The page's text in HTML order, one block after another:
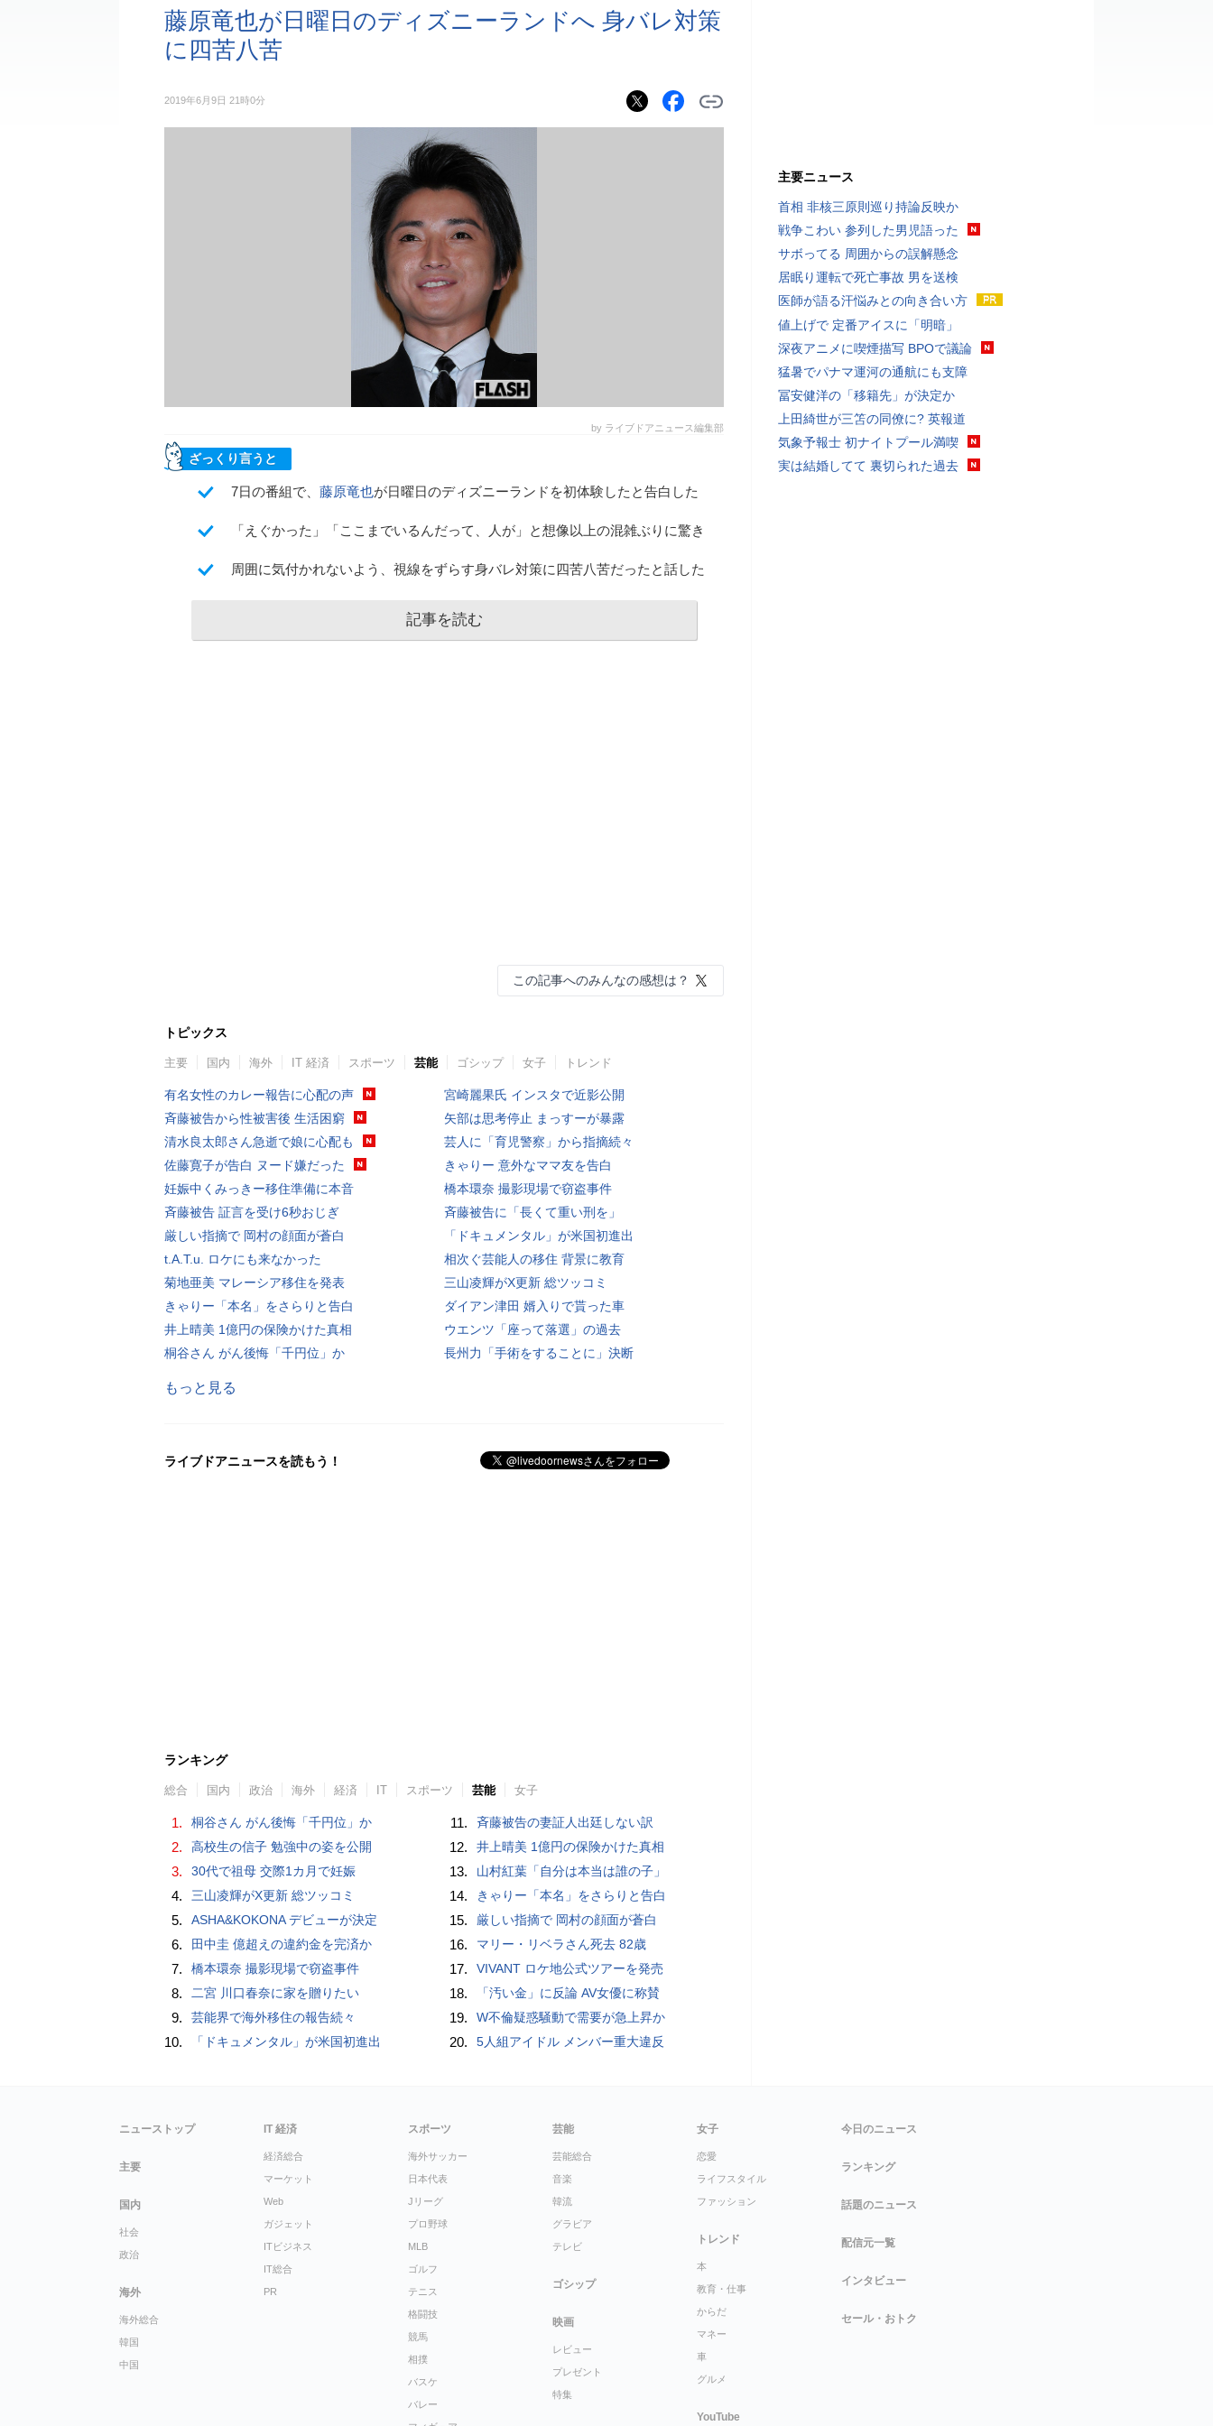
藤原竜也が日曜日のディズニーランドへ 身バレ対策
に四苦八苦
2019年6月9日 21時0分
by ライブドアニュース編集部
ざっくり言うと
7日の番組で、 藤原竜也が日曜日のディズニーランドを初体験したと告白した
「えぐかった」「ここまでいるんだって、人が」と想像以上の混雑ぶりに驚き
周囲に気付かれないよう、視線をずらす身バレ対策に四苦八苦だったと話した
記事を読む
この記事へのみんなの感想は？
トピックス
主要 国内 海外 IT 経済 スポーツ 芸能 ゴシップ 女子 トレンド
有名女性のカレー報告に心配の声
斉藤被告から性被害後 生活困窮
清水良太郎さん急逝で娘に心配も
佐藤寛子が告白 ヌード嫌だった
妊娠中くみっきー移住準備に本音
斉藤被告 証言を受け6秒おじぎ
厳しい指摘で 岡村の顔面が蒼白
t.A.T.u. ロケにも来なかった
菊地亜美 マレーシア移住を発表
きゃりー「本名」をさらりと告白
井上晴美 1億円の保険かけた真相
桐谷さん がん後悔「千円位」か
宮崎麗果氏 インスタで近影公開
矢部は思考停止 まっすーが暴露
芸人に「育児警察」から指摘続々
きゃりー 意外なママ友を告白
橋本環奈 撮影現場で窃盗事件
斉藤被告に「長くて重い刑を」
「ドキュメンタル」が米国初進出
相次ぐ芸能人の移住 背景に教育
三山凌輝がX更新 総ツッコミ
ダイアン津田 婿入りで貰った車
ウエンツ「座って落選」の過去
長州力「手術をすることに」決断
もっと見る
ライブドアニュースを読もう！
ランキング
総合 国内 政治 海外 経済 IT スポーツ 芸能 女子
1. 桐谷さん がん後悔「千円位」か
2. 高校生の信子 勉強中の姿を公開
3. 30代で祖母 交際1カ月で妊娠
4. 三山凌輝がX更新 総ツッコミ
5. ASHA&KOKONA デビューが決定
6. 田中圭 億超えの違約金を完済か
7. 橋本環奈 撮影現場で窃盗事件
8. 二宮 川口春奈に家を贈りたい
9. 芸能界で海外移住の報告続々
10. 「ドキュメンタル」が米国初進出
11. 斉藤被告の妻証人出廷しない訳
12. 井上晴美 1億円の保険かけた真相
13. 山村紅葉「自分は本当は誰の子」
14. きゃりー「本名」をさらりと告白
15. 厳しい指摘で 岡村の顔面が蒼白
16. マリー・リベラさん死去 82歳
17. VIVANT ロケ地公式ツアーを発売
18. 「汚い金」に反論 AV女優に称賛
19. W不倫疑惑騒動で需要が急上昇か
20. 5人組アイドル メンバー重大違反
主要ニュース
首相 非核三原則巡り持論反映か
戦争こわい 参列した男児語った
サボってる 周囲からの誤解懸念
居眠り運転で死亡事故 男を送検
医師が語る汗悩みとの向き合い方
値上げで 定番アイスに「明暗」
深夜アニメに喫煙描写 BPOで議論
猛暑でパナマ運河の通航にも支障
冨安健洋の「移籍先」が決定か
上田綺世が三笘の同僚に? 英報道
気象予報士 初ナイトプール満喫
実は結婚してて 裏切られた過去
ニューストップ
主要
国内
社会
政治
海外
海外総合
韓国
中国
IT 経済
経済総合
マーケット
Web
ガジェット
ITビジネス
IT総合
PR
スポーツ
海外サッカー
日本代表
Jリーグ
プロ野球
MLB
ゴルフ
テニス
格闘技
競馬
相撲
バスケ
バレー
芸能
芸能総合
音楽
韓流
グラビア
テレビ
ゴシップ
映画
レビュー
プレゼント
特集
女子
恋愛
ライフスタイル
ファッション
トレンド
本
教育・仕事
からだ
マネー
車
グルメ
YouTube
今日のニュース
ランキング
話題のニュース
配信元一覧
インタビュー
セール・おトク